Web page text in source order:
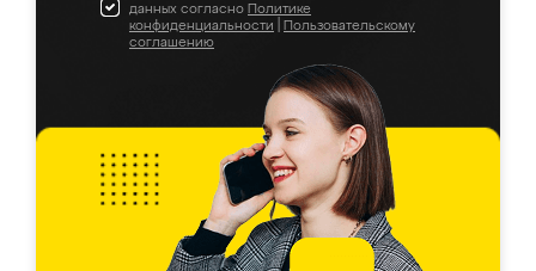
данных согласно Политике
конфиденциальности
Пользовательскому
соглашению